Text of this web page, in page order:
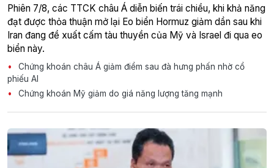
Phiên 7/8, các TTCK châu Á diễn biến trái chiều, khi khả năng
đạt được thỏa thuận mở lại Eo biển Hormuz giảm dần sau khi
Iran đang đề xuất cấm tàu thuyền của Mỹ và Israel đi qua eo
biển này.
Chứng khoán châu Á giảm điểm sau đà hưng phấn nhờ cổ
phiếu AI
Chứng khoán Mỹ giảm do giá năng lượng tăng mạnh